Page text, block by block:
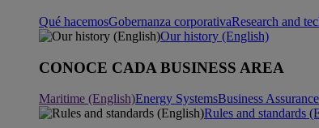
Qué hacemosGobernanza corporativaResearch and
Our history (English)
CONOCE CADA BUSINESS AREA
Maritime (English)Energy SystemsBusiness Assurance
Rules and standards